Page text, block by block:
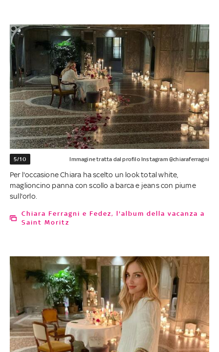
5/10 Immagine tratta dal profilo Instagram @chiaraferragni
Per l'occasione Chiara ha scelto un look total white,
maglioncino panna con scollo a barca e jeans con piume
sull'orlo.
Chiara Ferragni e Fedez, l'album della vacanza a
Saint Moritz